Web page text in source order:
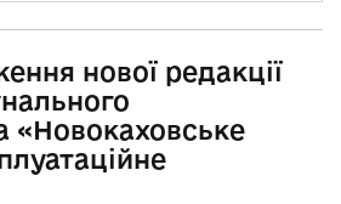
нової редакції
«Новокаховське